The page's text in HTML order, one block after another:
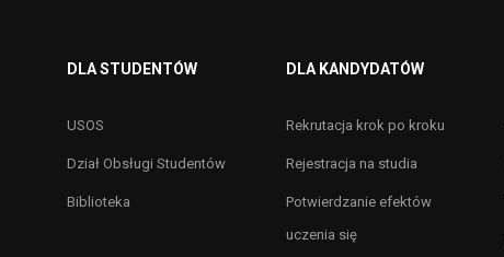
DLA STUDENTÓW
USOS
Dział Obsługi Studentów
Biblioteka
DLA KANDYDATÓW
Rekrutacja krok po kroku
Rejestracja na studia
Potwierdzanie efektów
uczenia się